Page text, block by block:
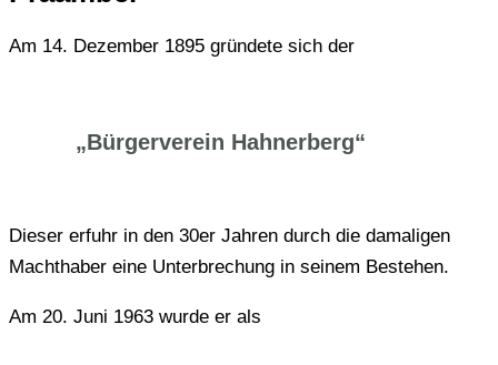
Am 14. Dezem­ber 1895 grün­de­te sich der
„Bür­ger­ver­ein Hahnerberg“
Dieser erfuhr in den 30er Jahren durch die dama­li­gen
Macht­ha­ber eine Unter­bre­chung in seinem Bestehen.
Am 20. Juni 1963 wurde er als